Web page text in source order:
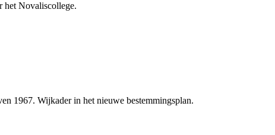
het Novaliscollege.
1967. Wijkader in het nieuwe bestemmingsplan.